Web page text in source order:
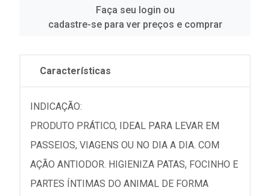
Faça seu login ou
cadastre-se para ver preços e comprar
Características
INDICAÇÃO:
PRODUTO PRÁTICO, IDEAL PARA LEVAR EM
PASSEIOS, VIAGENS OU NO DIA A DIA. COM
AÇÃO ANTIODOR. HIGIENIZA PATAS, FOCINHO E
PARTES ÍNTIMAS DO ANIMAL DE FORMA